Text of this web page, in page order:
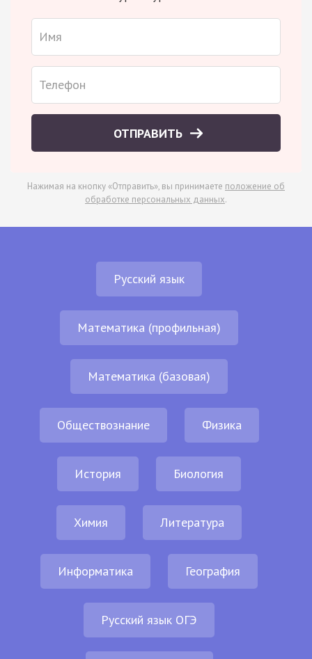
ОТПРАВИТЬ
Нажимая на кнопку «Отправить», вы принимаете положение об
обработке персональных данных.
Русский язык
Математика (профильная)
Математика (базовая)
Обществознание Физика
История Биология
Химия Литература
Информатика География
Русский язык ОГЭ